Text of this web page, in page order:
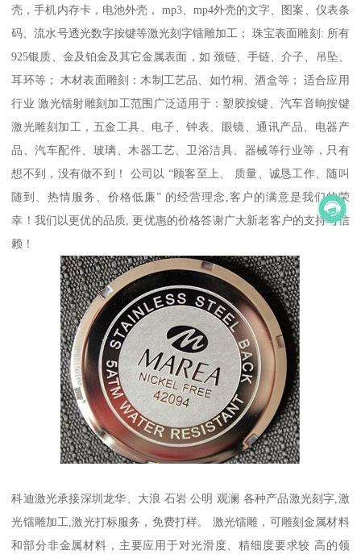
壳，手机内存卡，电池外壳， mp3、mp4外壳的文字、图案、仪表条
码、流水号透光数字按键等激光刻字镭雕加工； 珠宝表面雕刻: 所有
925银质、金及铂金及其它金属表面，如 颈链、手链、介子、吊坠、
耳环等； 木材表面雕刻：木制工艺品、如竹桐、酒盒等； 适合应用
行业 激光镭射雕刻加工范围广泛适用于：塑胶按键、汽车音晌按键
激光雕刻加工，五金工具、电子、钟表、眼镜、通讯产品、电器产
品、汽车配件、玻璃、木器工艺、卫浴洁具、器械等行业等，只有
想不到，没有做不到！ 公司以 “顾客至上、 质量、诚恳工作、随叫
随到、热情服务、价格低廉” 的经营理念,客户的满意是我们的荣
幸！我们以更优的品质, 更优惠的价格答谢广大新老客户的支持与信
赖！
科迪激光承接深圳龙华、大浪 石岩 公明 观澜 各种产品激光刻字,激
光镭雕加工,激光打标服务，免费打样。 激光镭雕，可雕刻金属材料
和部分非金属材料，主要应用于对光滑度、精细度要求较 高的领